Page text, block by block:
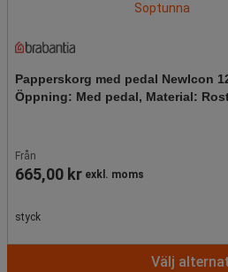
Papperskorg med pedal NewIcon
Öppning: Med pedal, Material:
Från
665,00 kr exkl. moms
styck
Välj